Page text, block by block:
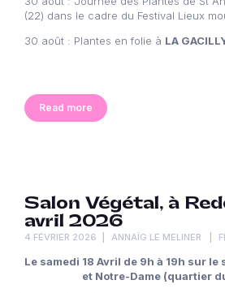
(22) dans le cadre du Festival Lieux
30 août : Plantes en folie à LA
Read more
Salon Végétal, à
avril 2026
4 FÉVRIER 2026 ANNAÏG LE MELINER
Le samedi 18 Avril de 9h à 19h sur le
et Notre-Dame (quartier